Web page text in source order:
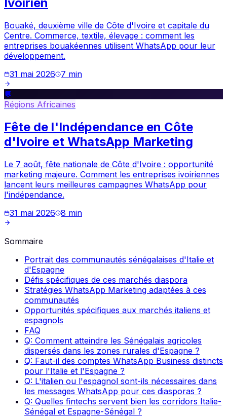
Bouaké, deuxième ville de Côte d'Ivoire et capitale du
Centre. Commerce, textile, élevage : comment les
entreprises bouakéennes utilisent WhatsApp pour leur
développement.
31 mai 2026
7 min
💬
Régions Africaines
Fête de l'Indépendance en Côte
d'Ivoire et WhatsApp Marketing
Le 7 août, fête nationale de Côte d'Ivoire : opportunité
marketing majeure. Comment les entreprises ivoiriennes
lancent leurs meilleures campagnes WhatsApp pour
l'indépendance.
31 mai 2026 8 min
Sommaire
Portrait des communautés sénégalaises d'Italie et
d'Espagne
Défis spécifiques de ces marchés diaspora
Stratégies WhatsApp Marketing adaptées à ces
communautés
Opportunités spécifiques aux marchés italiens et
espagnols
FAQ
Q: Comment atteindre les Sénégalais agricoles
dispersés dans les zones rurales d'Espagne ?
Q: Faut-il des comptes WhatsApp Business distincts
pour l'Italie et l'Espagne ?
Q: L'italien ou l'espagnol sont-ils nécessaires dans
les messages WhatsApp pour ces diasporas ?
Q: Quelles fintechs servent bien les corridors Italie-
Sénégal et Espagne-Sénégal ?